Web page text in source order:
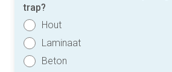
trap?
Hout
Laminaat
Beton